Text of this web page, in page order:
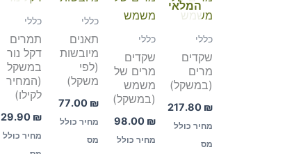
המלאי
כללי
שקדים
מרים
(במשקל)
217.80 ₪
מחיר כולל
מס
כללי
שקדים
מרים של
משמש
(במשקל)
98.00 ₪
מחיר כולל
כללי
תאנים
מיובשות
(לפי
משקל)
77.00 ₪
מחיר כולל
מס
כללי
תמרים
דקל נור
במשקל
(המחיר
לקילו)
29.90 ₪
מחיר כולל